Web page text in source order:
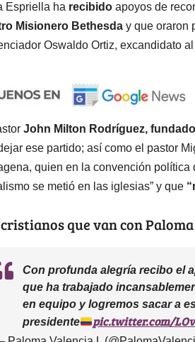
Espriella ha recibido apoyos de
Misionero Bethesda y que oraron
Oswaldo Ortiz, excandidato
John Milton Rodríguez,
ese partido; así como el pastor
quien en la convención política
se metió en las iglesias” y que
que van con Paloma
Con profunda alegría recibo el
que ha trabajado
en equipo y logremos sacar a
presidente
pic.twitter.com/